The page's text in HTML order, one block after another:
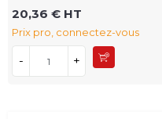
20,36 € HT
Prix pro, connectez-vous
- +